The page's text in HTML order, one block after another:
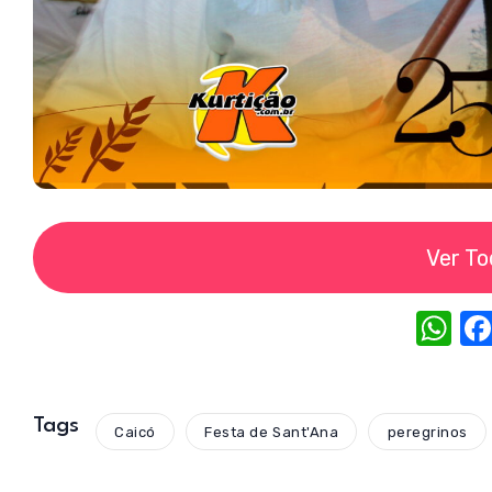
Ver
W
s
Tags Caicó Festa de Sant'Ana peregrinos